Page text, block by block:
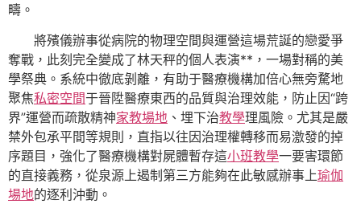
疇。
將殯儀辦事從病院的物理空間與運營這場荒誕的戀愛爭
奪戰，此刻完全變成了林天秤的個人表演**，一場對稱的美
學祭典。系統中徹底剝離，有助于醫療機構加倍心無旁騖地
聚焦私密空間于晉陞醫療東西的品質與治理效能，防止因“跨
界”運營而疏散精神家教場地 、埋下治教學理風險。尤其是嚴
禁外包承平間等規則，直指以往因治理權轉移而易激發的掉
序題目，強化了醫療機構對屍體暫存這小班教學一要害環節
的直接義務，從泉源上遏制第三方能夠在此敏感辦事上瑜伽
場地的逐利沖動。